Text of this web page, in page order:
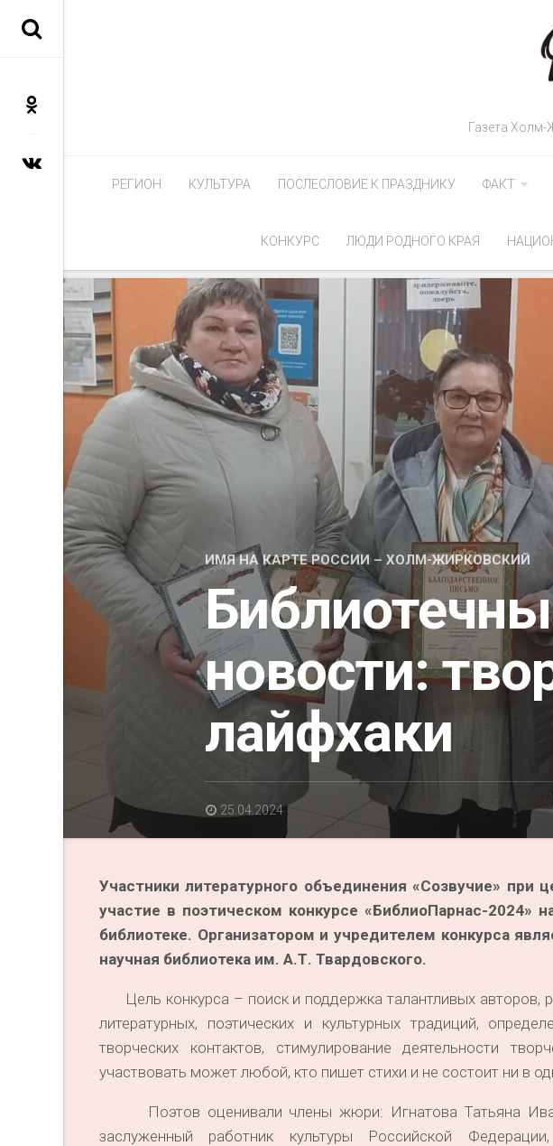
Газета
РЕГИОН КУЛЬТУРА ПОСЛЕСЛОВИЕ К ПРАЗДНИКУ ФАКТ
КОНКУРС ЛЮДИ РОДНОГО КРАЯ
ИМЯ НА КАРТЕ РОССИИ – ХОЛМ-ЖИРКОВСКИЙ
новости:
лайфхаки
25.04.2024
Участники литературного объединения «Созвучие» при
участие в поэтическом конкурсе «БиблиоПарнас-2024»
библиотеке. Организатором и учредителем конкурса
научная библиотека им. А.Т. Твардовского.
Цель конкурса – поиск и поддержка талантливых авторов,
литературных, поэтических и культурных традиций,
творческих контактов, стимулирование деятельности
участвовать может любой, кто пишет стихи и не состоит ни в
Поэтов оценивали члены жюри: Игнатова Татьяна
заслуженный работник культуры Российской